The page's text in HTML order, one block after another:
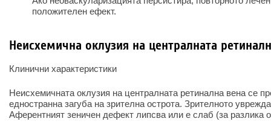
положителен ефект.
Неисхемична оклузия на централната
Клинични характеристики
Неисхемичната оклузия на централната ретинална вена се
едностранна загуба на зрителна острота. Зрителното
Аферентният зеничен дефект липсва или е слаб (за разлика